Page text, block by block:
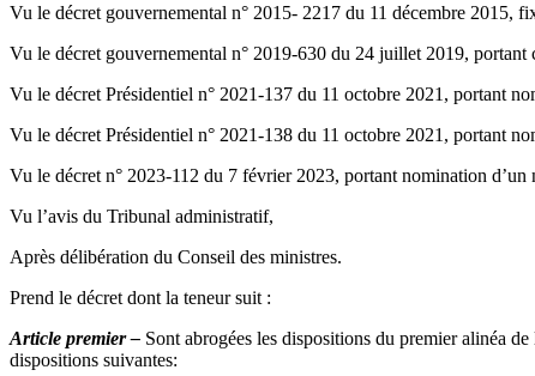
Vu le décret gouvernemental n° 2015- 2217 du 11 décembre 2015,
Vu le décret gouvernemental n° 2019-630 du 24 juillet 2019,
Vu le décret Présidentiel n° 2021-137 du 11 octobre 2021, portant
Vu le décret Présidentiel n° 2021-138 du 11 octobre 2021, portant
Vu le décret n° 2023-112 du 7 février 2023, portant nomination d’un
Vu l’avis du Tribunal administratif,
Après délibération du Conseil des ministres.
Prend le décret dont la teneur suit :
Article premier – Sont abrogées les dispositions du premier alinéa
dispositions suivantes: